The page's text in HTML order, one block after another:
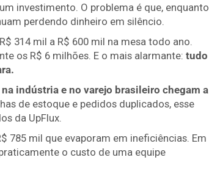
investimento. O problema é que, enquanto
perdendo dinheiro em silêncio.
314 mil a R$ 600 mil na mesa todo ano.
os R$ 6 milhões. E o mais alarmante: tudo
indústria e no varejo brasileiro chegam a
de estoque e pedidos duplicados, esse
da UpFlux.
785 mil que evaporam em ineficiências. Em
o custo de uma equipe